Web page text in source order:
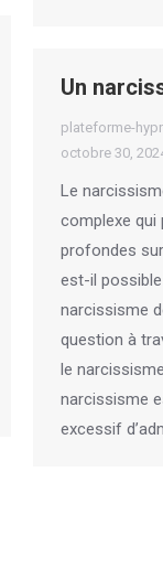
Un
plateforme-
octobre 30,
Le
complexe qui
profondes
est-il
narcissisme
question à
le
narcissisme
excessif